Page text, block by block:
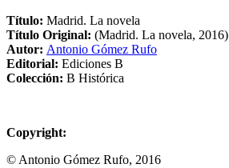
Título: Madrid. La novela
Título Original: (Madrid. La novela, 2016)
Autor: Antonio Gómez Rufo
Editorial: Ediciones B
Colección: B Histórica
Copyright:
© Antonio Gómez Rufo, 2016